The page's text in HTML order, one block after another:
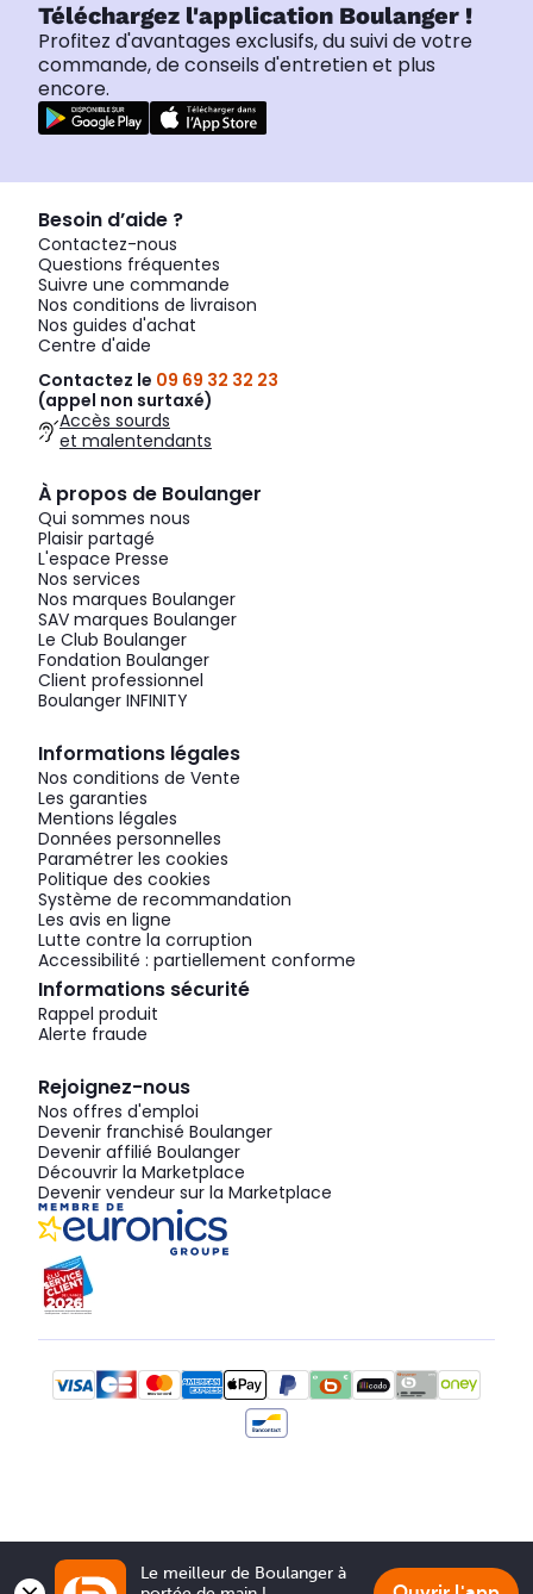
Téléchargez l'application Boulanger !
Profitez d'avantages exclusifs, du suivi de votre
commande, de conseils d'entretien et plus
encore.
Besoin d’aide ?
Contactez-nous
Questions fréquentes
Suivre une commande
Nos conditions de livraison
Nos guides d'achat
Centre d'aide
Contactez le 09 69 32 32 23
(appel non surtaxé)
Accès sourds
et malentendants
À propos de Boulanger
Qui sommes nous
Plaisir partagé
L'espace Presse
Nos services
Nos marques Boulanger
SAV marques Boulanger
Le Club Boulanger
Fondation Boulanger
Client professionnel
Boulanger INFINITY
Informations légales
Nos conditions de Vente
Les garanties
Mentions légales
Données personnelles
Paramétrer les cookies
Politique des cookies
Système de recommandation
Les avis en ligne
Lutte contre la corruption
Accessibilité : partiellement conforme
Informations sécurité
Rappel produit
Alerte fraude
Rejoignez-nous
Nos offres d'emploi
Devenir franchisé Boulanger
Devenir affilié Boulanger
Découvrir la Marketplace
Devenir vendeur sur la Marketplace
Le meilleur de Boulanger à